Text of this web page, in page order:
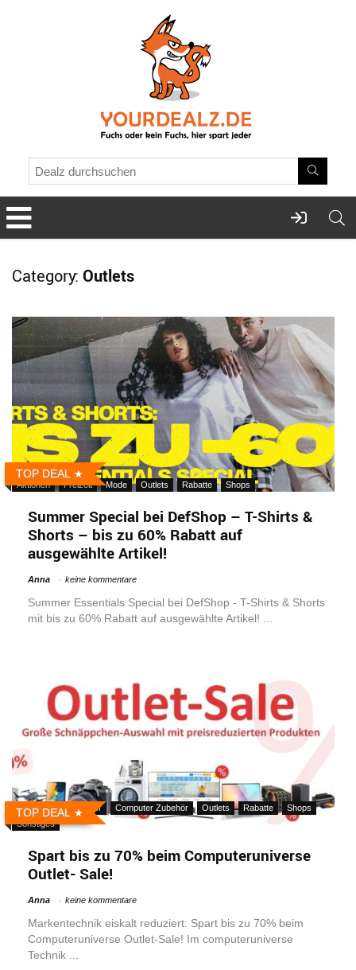
Category: Outlets
TOP DEAL
Aktionen Freizeit Mode Outlets Rabatte Shops
Summer Special bei DefShop – T-Shirts &
Shorts – bis zu 60% Rabatt auf
ausgewählte Artikel!
Anna keine kommentare
Summer Essentials Special bei DefShop - T-Shirts & Shorts
mit bis zu 60% Rabatt auf ausgewählte Artikel! ...
TOP DEAL
Aktionen Computer Computer Zubehör Outlets Rabatte
Shops
Sonstiges
Spart bis zu 70% beim Computeruniverse
Outlet- Sale!
Anna keine kommentare
Markentechnik eiskalt reduziert: Spart bis zu 70% beim
Computeruniverse Outlet-Sale! Im computeruniverse
Technik ...